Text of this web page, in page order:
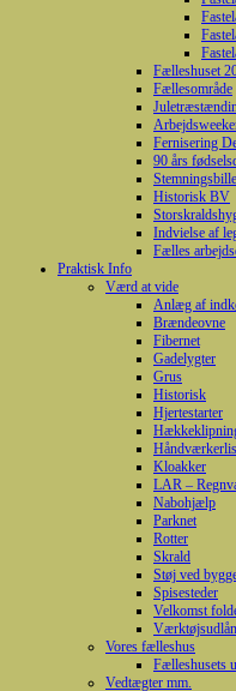
Fælleshuset
Fællesområde
Fernisering
90 års
Historisk BV
Indvielse af
Fælles
Praktisk Info
Værd at vide
Anlæg af
Brændeovne
Fibernet
Gadelygter
Grus
Historisk
Hjertestarter
Kloakker
LAR –
Nabohjælp
Parknet
Rotter
Skrald
Støj ved
Spisesteder
Velkomst
Værktøjsudlån
Vores fælleshus
Fælleshusets
Vedtægter mm.